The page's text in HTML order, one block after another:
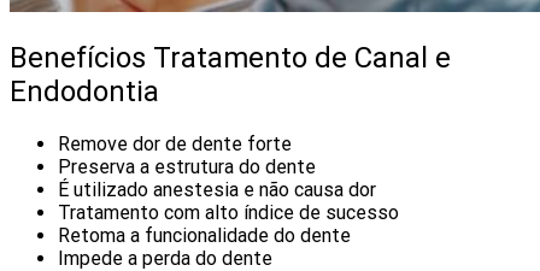
Benefícios Tratamento de Canal e
Endodontia
Remove dor de dente forte
Preserva a estrutura do dente
É utilizado anestesia e não causa dor
Tratamento com alto índice de sucesso
Retoma a funcionalidade do dente
Impede a perda do dente